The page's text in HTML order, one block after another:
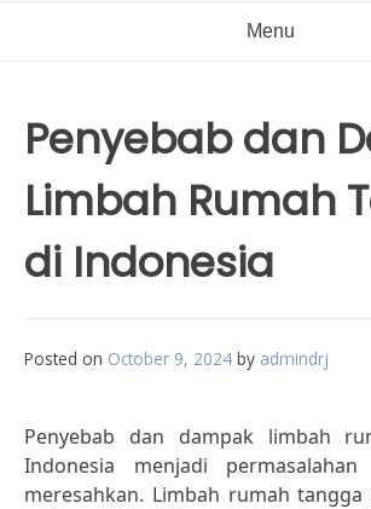
Menu
Penyebab dan
Limbah Rumah
di Indonesia
Posted on October 9, 2024 by admindrj
Penyebab dan dampak limbah
Indonesia menjadi
meresahkan. Limbah rumah tangga